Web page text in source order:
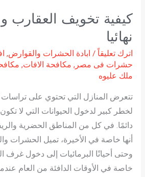
كيفية تخويف العقارب
نهائيا
اترك تعليقاً / ابادة الحشرات والقوارض,
حشرات فى مصر , مكافحة الافات,
ملك عليوه
تتعرض المنازل التي تحتوي على تراسات
لخطر كبير لدخول الحيوانات التي لا
دائمًا. في كل من المناطق الحضرية
أنها خاصة في الأخيرة، تميل الحشرات
وحتى أحيانًا البرمائيات إلى دخول غرف
خاصة في الأوقات الدافئة من العام عندما
نهائيا